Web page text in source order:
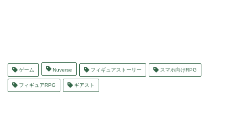
ゲーム Nuverse フィギュアストーリー スマホ向けRPG
フィギュアRPG ギアスト